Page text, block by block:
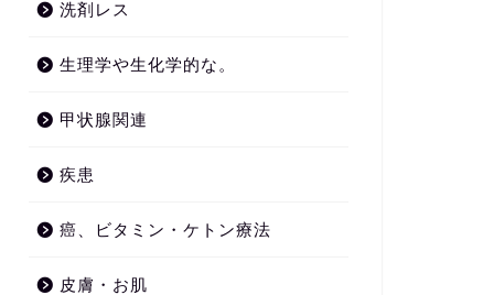
洗剤レス
生理学や生化学的な。
甲状腺関連
疾患
癌、ビタミン・ケトン療法
皮膚・お肌